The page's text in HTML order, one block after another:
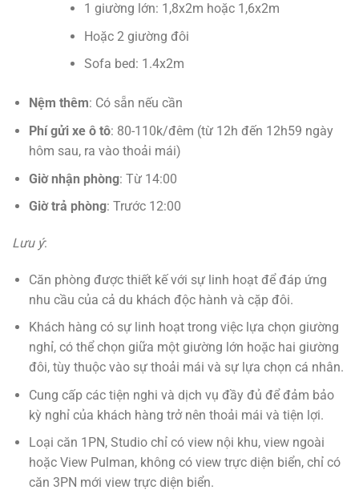
1 giường lớn: 1,8x2m hoặc 1,6x2m
Hoặc 2 giường đôi
Sofa bed: 1.4x2m
Nệm thêm: Có sẵn nếu cần
Phí gửi xe ô tô: 80-110k/đêm (từ 12h đến 12h59 ngày
hôm sau, ra vào thoải mái)
Giờ nhận phòng: Từ 14:00
Giờ trả phòng: Trước 12:00
Lưu ý:
Căn phòng được thiết kế với sự linh hoạt để đáp ứng
nhu cầu của cả du khách độc hành và cặp đôi.
Khách hàng có sự linh hoạt trong việc lựa chọn giường
nghỉ, có thể chọn giữa một giường lớn hoặc hai giường
đôi, tùy thuộc vào sự thoải mái và sự lựa chọn cá nhân.
Cung cấp các tiện nghi và dịch vụ đầy đủ để đảm bảo
kỳ nghỉ của khách hàng trở nên thoải mái và tiện lợi.
Loại căn 1PN, Studio chỉ có view nội khu, view ngoài
hoặc View Pulman, không có view trực diện biển, chỉ có
căn 3PN mới view trực diện biển.